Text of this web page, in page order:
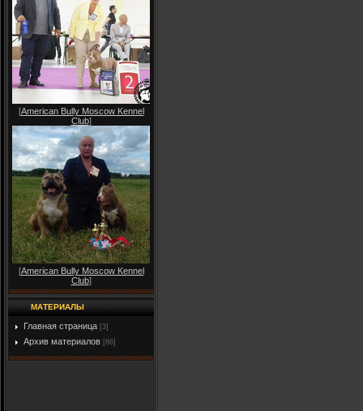
[American Bully Moscow Kennel
Club]
[American Bully Moscow Kennel
Club]
МАТЕРИАЛЫ
Главная страница [3]
Архив материалов [86]